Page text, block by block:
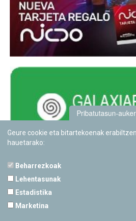
Pribatutasun-
Geure cookie eta bitartekoenak
hauetarako:
Beharrezkoak
Lehentasunak
Estadistika
Marketina